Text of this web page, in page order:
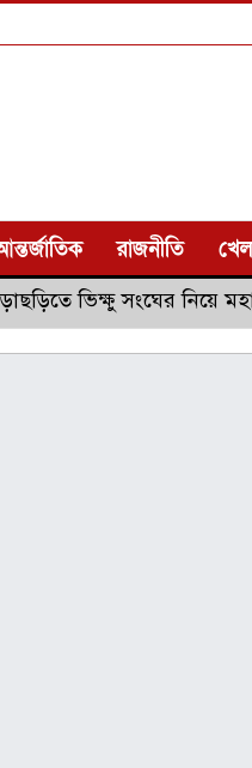
রাজনীতি
ভিক্ষু সংঘের নিয়ে